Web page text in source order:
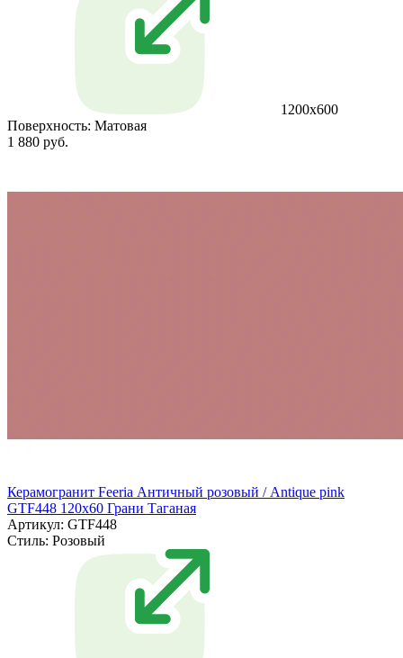
1200х600
Поверхность: Матовая
1 880 руб.
Керамогранит Feeria Античный розовый / Antique pink
GTF448 120х60 Грани Таганая
Артикул: GTF448
Стиль: Розовый